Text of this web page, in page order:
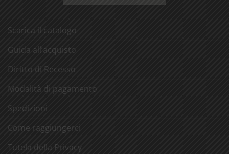
Scarica il catalogo
Guida all’acquisto
Diritto di Recesso
Modalità di pagamento
Spedizioni
Come raggiungerci
Tutela della Privacy